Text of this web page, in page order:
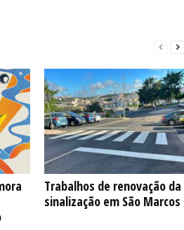
Trabalhos de renovação da
sinalização em São Marcos